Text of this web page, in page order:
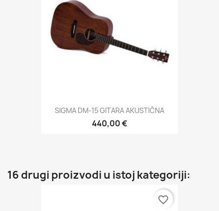
SIGMA DM-15 GITARA AKUSTIČNA
440,00 €
16 drugi proizvodi u istoj kategoriji:
favorite_border